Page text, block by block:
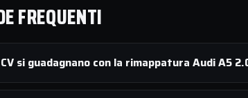
FREQUENTI
si guadagnano con la rimappatura Audi A5